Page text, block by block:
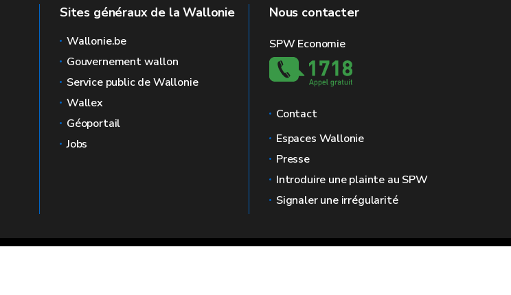
Sites généraux de la Wallonie
Wallonie.be
Gouvernement wallon
Service public de Wallonie
Wallex
Géoportail
Jobs
Nous contacter
SPW Economie
Contact
Espaces Wallonie
Presse
Introduire une plainte au SPW
Signaler une irrégularité